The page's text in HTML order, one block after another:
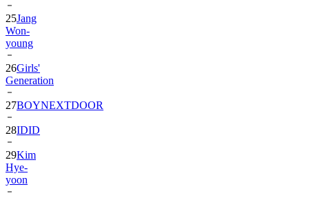
25Jang
Won-
young
26Girls'
Generation
27BOYNEXTDOOR
28IDID
29Kim
Hye-
yoon